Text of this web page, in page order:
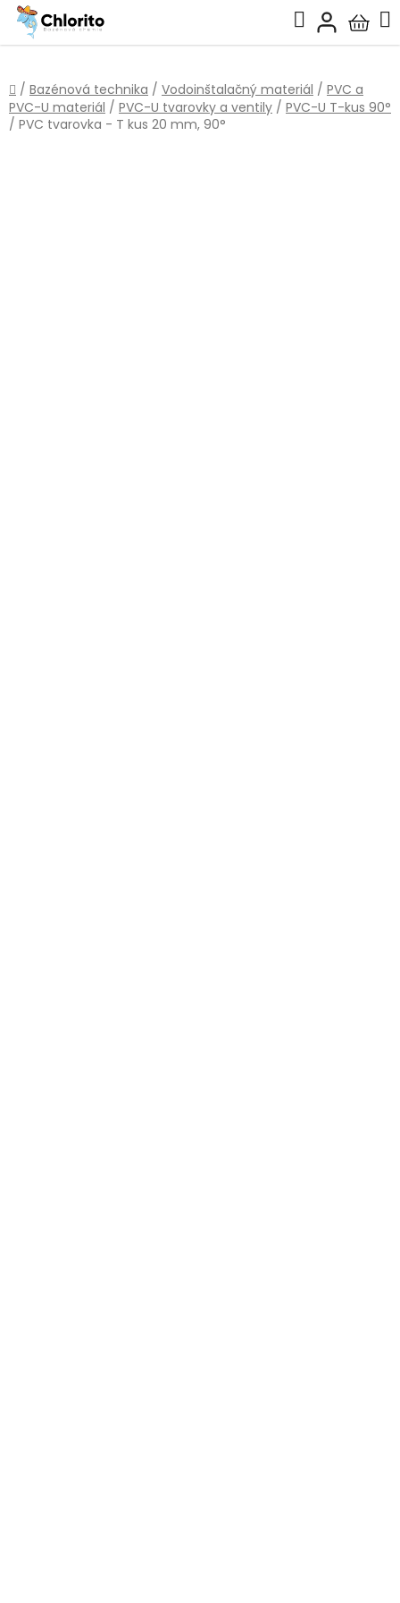
Prejsť
obsah
Hľadať
košík
Domov
/ Bazénová technika / Vodoinštalačný materiál / PVC a
PVC-U materiál / PVC-U tvarovky a ventily / PVC-U T-kus 90°
/ PVC tvarovka - T kus 20 mm, 90°